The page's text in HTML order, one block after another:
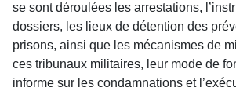
se sont déroulées les arrestations,
dossiers, les lieux de détention des
prisons, ainsi que les mécanismes de
ces tribunaux militaires, leur mode de
informe sur les condamnations et